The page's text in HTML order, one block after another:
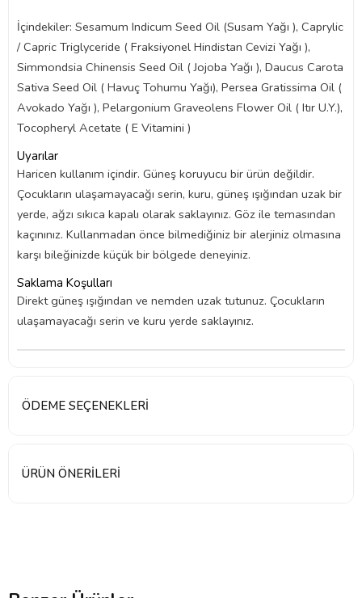
İçindekiler: Sesamum Indicum Seed Oil (Susam Yağı ), Caprylic
/ Capric Triglyceride ( Fraksiyonel Hindistan Cevizi Yağı ),
Simmondsia Chinensis Seed Oil ( Jojoba Yağı ), Daucus Carota
Sativa Seed Oil ( Havuç Tohumu Yağı), Persea Gratissima Oil (
Avokado Yağı ), Pelargonium Graveolens Flower Oil ( Itır U.Y.),
Tocopheryl Acetate ( E Vitamini )
Uyarılar
Haricen kullanım içindir. Güneş koruyucu bir ürün değildir.
Çocukların ulaşamayacağı serin, kuru, güneş ışığından uzak bir
yerde, ağzı sıkıca kapalı olarak saklayınız. Göz ile temasından
kaçınınız. Kullanmadan önce bilmediğiniz bir alerjiniz olmasına
karşı bileğinizde küçük bir bölgede deneyiniz.
Saklama Koşulları
Direkt güneş ışığından ve nemden uzak tutunuz. Çocukların
ulaşamayacağı serin ve kuru yerde saklayınız.
ÖDEME SEÇENEKLERI
ÜRÜN ÖNERILERI